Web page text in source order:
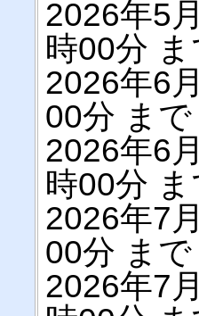
2026年5
時00分
2026年6
00分 まで
2026年6
時00分
2026年7
00分 まで
2026年7